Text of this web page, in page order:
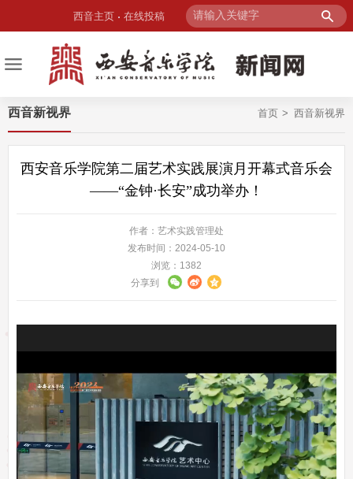
西音主页 在线投稿
首页 西音新视界
西音新视界
西安音乐学院第二届艺术实践展演月开幕式音乐会
——“金钟·长安”成功举办！
作者：艺术实践管理处
发布时间：2024-05-10
浏览： 1382
分享到